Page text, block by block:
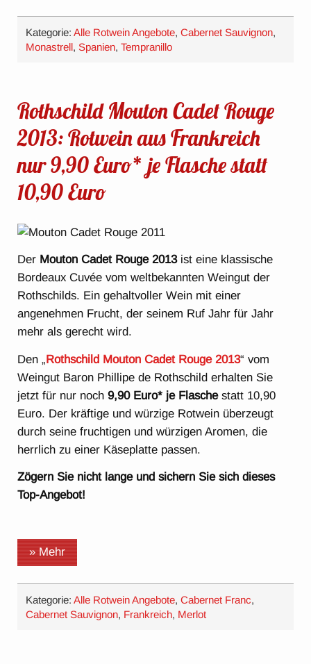
Kategorie:Alle Rotwein Angebote,Cabernet Sauvignon,
Monastrell,Spanien,Tempranillo
Rothschild Mouton Cadet Rouge
2013: Rotwein aus Frankreich
nur 9,90 Euro* je Flasche statt
10,90 Euro
Der Mouton Cadet Rouge 2013ist eine klassische
Bordeaux Cuvée vom weltbekannten Weingut der
Rothschilds. Ein gehaltvoller Wein mit einer
angenehmen Frucht, der seinem Ruf Jahr für Jahr
mehr als gerecht wird.
Den „Rothschild Mouton Cadet Rouge 2013“ vom
Weingut Baron Phillipe de Rothschild erhalten Sie
jetzt für nur noch9,90 Euro* je Flaschestatt 10,90
Euro. Der kräftige und würzige Rotwein überzeugt
durch seine fruchtigen und würzigen Aromen, die
herrlich zu einer Käseplatte passen.
Zögern Sie nicht lange und sichern Sie sich dieses
Top-Angebot!
» Mehr
Kategorie:Alle Rotwein Angebote,Cabernet Franc,
Cabernet Sauvignon, Frankreich, Merlot